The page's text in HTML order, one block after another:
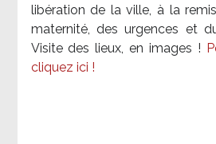
libération de la ville, à la
maternité, des urgences et
Visite des lieux, en images !
cliquez ici !